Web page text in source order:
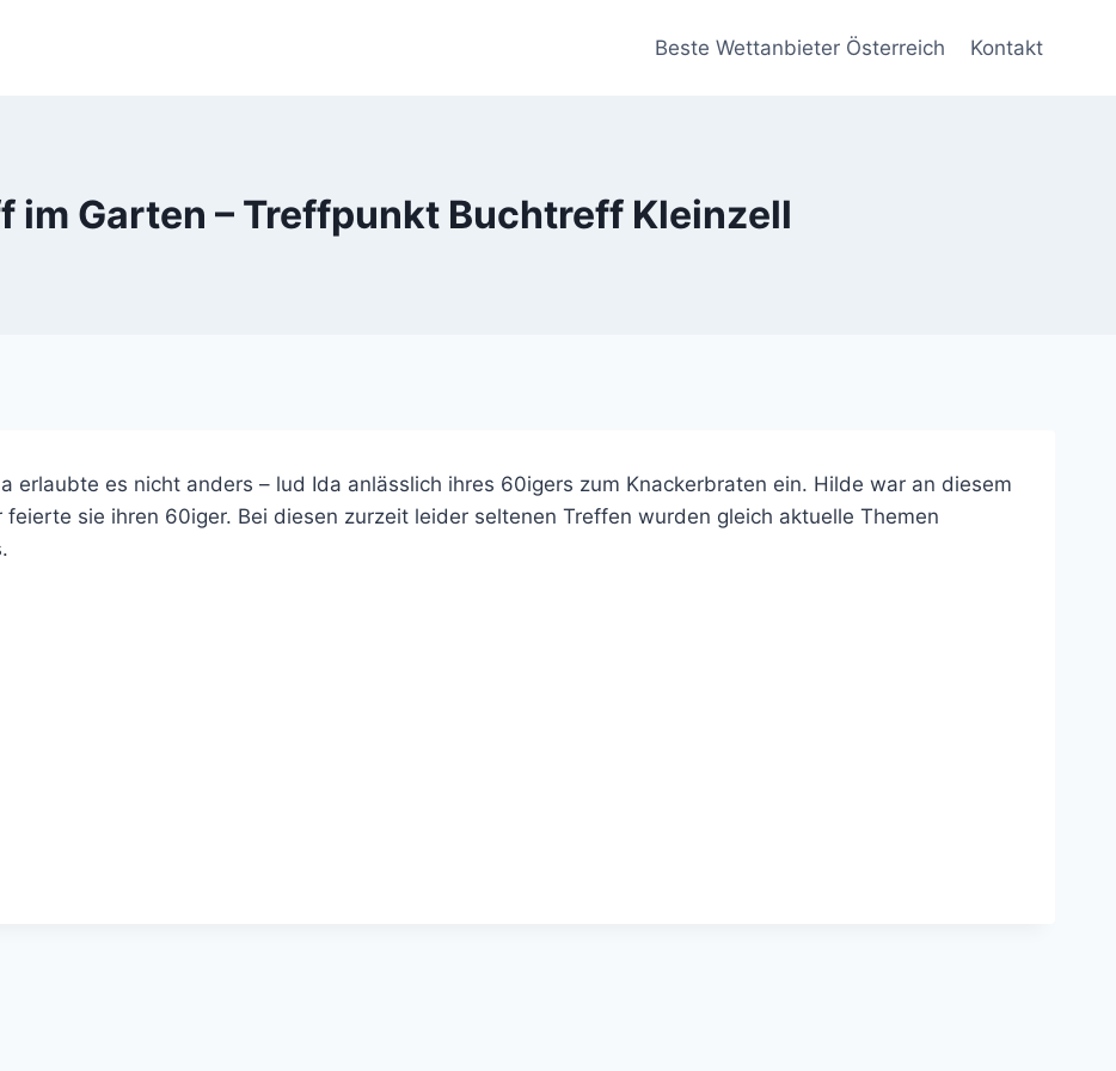
Beste Wettanbieter Österreich Kontakt
im Garten – Treffpunkt Buchtreff Kleinzell
erlaubte es nicht anders – lud Ida anlässlich ihres 60igers zum Knackerbraten ein. Hilde war an diesem
sie ihren 60iger. Bei diesen zurzeit leider seltenen Treffen wurden gleich aktuelle Themen